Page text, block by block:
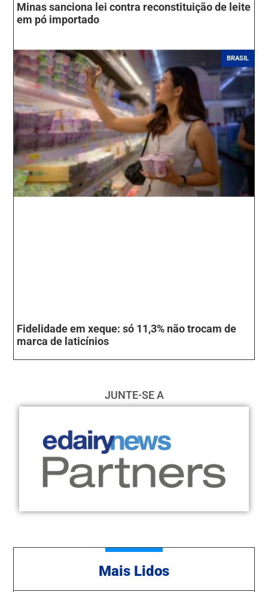
Minas sanciona lei contra reconstituição de leite
em pó importado
BRASIL
Fidelidade em xeque: só 11,3% não trocam de
marca de laticínios
JUNTE-SE A
Mais Lidos